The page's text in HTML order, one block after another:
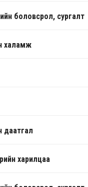
боловсрол, сургалт
халамж
даатгал
харилцаа